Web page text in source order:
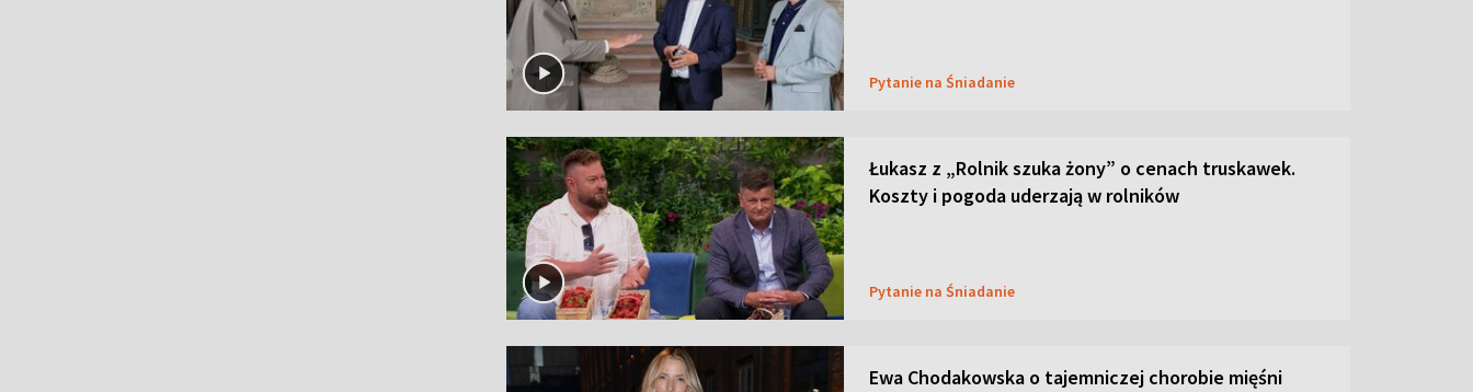
Pytanie na Śniadanie
Łukasz z „Rolnik szuka żony” o cenach truskawek.
Koszty i pogoda uderzają w rolników
Pytanie na Śniadanie
Ewa Chodakowska o tajemniczej chorobie mięśni